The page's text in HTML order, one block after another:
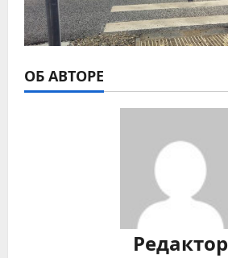
ОБ АВТОРЕ
Редактор